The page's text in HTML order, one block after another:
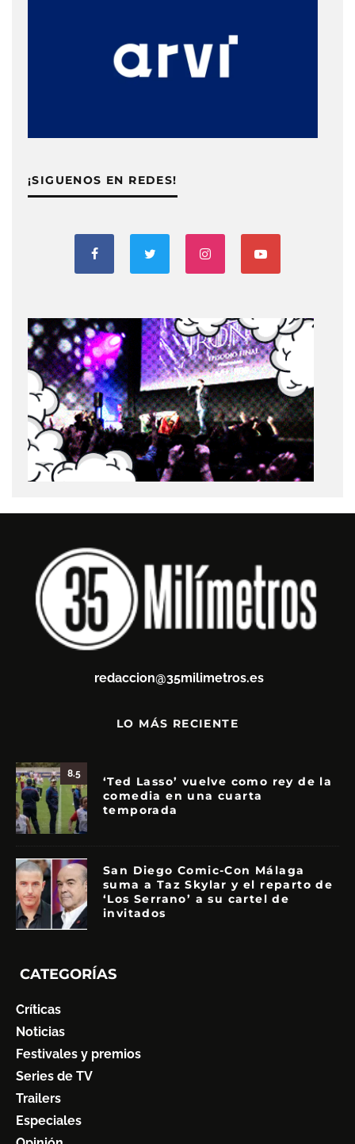
¡SIGUENOS EN REDES!
redaccion@35milimetros.es
LO MÁS RECIENTE
8.5
‘Ted Lasso’ vuelve como rey de la
comedia en una cuarta
temporada
San Diego Comic-Con Málaga
suma a Taz Skylar y el reparto de
‘Los Serrano’ a su cartel de
invitados
CATEGORÍAS
Críticas
Noticias
Festivales y premios
Series de TV
Trailers
Especiales